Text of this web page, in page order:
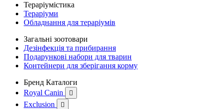
Тераріумістика
Тераріуми
Обладнання для тераріумів
Загальні зоотовари
Дезінфекція та прибирання
Подарункові набори для тварин
Контейнери для зберігання корму
Бренд Каталоги
Royal Canin

Exclusion 